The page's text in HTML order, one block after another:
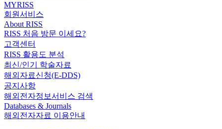
MYRISS
회원서비스
About RISS
RISS 처음 방문 이세요?
고객센터
RISS 활용도 분석
최신/인기 학술자료
해외자료신청(E-DDS)
공지사항
해외전자정보서비스 검색
Databases & Journals
해외전자자료 이용안내